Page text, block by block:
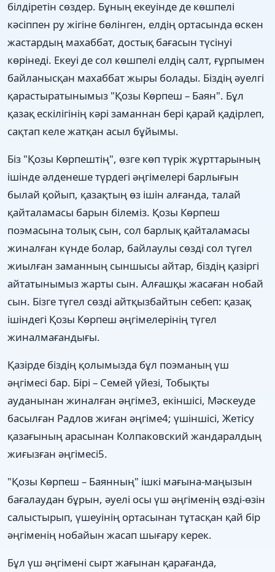
білдіретін сөздер. Бұның екеуінде де көшпелі
кәсіппен ру жігіне бөлінген, елдің ортасында өскен
жастардың махаббат, достық бағасын түсінуі
көрінеді. Екеуі де сол көшпелі елдің салт, ғұрпымен
байланысқан махаббат жыры болады. Біздің әуелгі
қарастыратынымыз "Қозы Көрпеш – Баян". Бұл
қазақ ескілігінің кәрі заманнан бері қарай қадірлеп,
сақтап келе жатқан асыл бұйымы.
Біз "Қозы Көрпештің", өзге көп түрік жұрттарының
ішінде әлденеше түрдегі әңгімелері барлығын
былай қойып, қазақтың өз ішін алғанда, талай
қайталамасы барын білеміз. Қозы Көрпеш
поэмасына толық сын, сол барлық қайталамасы
жиналған күнде болар, байлаулы сөзді сол түгел
жиылған заманның сыншысы айтар, біздің қазіргі
айтатынымыз жарты сын. Алғашқы жасаған нобай
сын. Бізге түгел сөзді айтқызбайтын себеп: қазақ
ішіндегі Қозы Көрпеш әңгімелерінің түгел
жиналмағандығы.
Қазірде біздің қолымызда бұл поэманың үш
әңгімесі бар. Бірі – Семей үйезі, Тобықты
ауданынан жиналған әңгіме3, екіншісі, Мәскеуде
басылған Радлов жиған әңгіме4; үшіншісі, Жетісу
қазағының арасынан Колпаковский жандаралдың
жиғызған әңгімесі5.
"Қозы Көрпеш – Баянның" ішкі мағына-маңызын
бағалаудан бұрын, әуелі осы үш әңгіменің өзді-өзін
салыстырып, үшеуінің ортасынан тұтасқан қай бір
әңгіменің нобайын жасап шығару керек.
Бұл үш әңгімені сырт жағынан қарағанда,